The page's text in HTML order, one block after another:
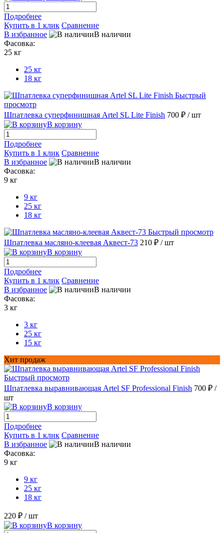
Подробнее
Купить в 1 клик Сравнение
В избранное
В наличии
Фасовка:
25 кг
25 кг
18 кг
Быстрый
просмотр
Шпатлевка суперфинишная Artel SL Lite Finish 700 ₽ / шт
В корзину
Подробнее
Купить в 1 клик Сравнение
В избранное
В наличии
Фасовка:
9 кг
9 кг
25 кг
18 кг
Быстрый просмотр
Шпатлевка масляно-клеевая Аквест-73 210 ₽ / шт
В корзину
Подробнее
Купить в 1 клик Сравнение
В избранное
В наличии
Фасовка:
3 кг
3 кг
25 кг
15 кг
Хит продаж
Быстрый просмотр
Шпатлевка выравнивающая Artel SF Professional Finish 700 ₽ /
шт
В корзину
Подробнее
Купить в 1 клик Сравнение
В избранное
В наличии
Фасовка:
9 кг
9 кг
25 кг
18 кг
220 ₽ / шт
В корзину